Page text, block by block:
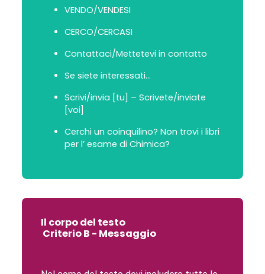
VENDO/VENDESI
CERCO/CERCASI
Contattaci/Mettetevi in contatto
Se siete interessati...
Scrivi/invia [tu] – Scrivete/inviate
[voi]
Cerchi un coinquilino? Non trovi i libri
per l’ esame di Chimica?
Il corpo del testo
Criterio B - Messaggio